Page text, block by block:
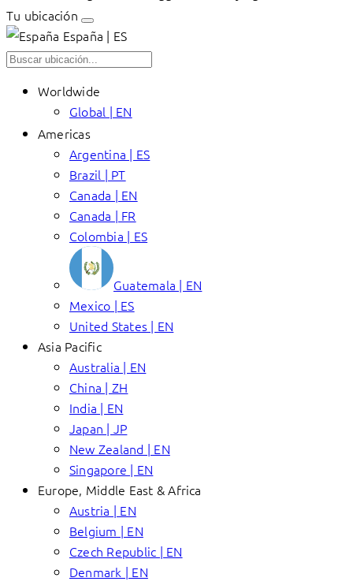
Tu ubicación
España | ES
Worldwide
Global | EN
Americas
Argentina | ES
Brazil | PT
Canada | EN
Canada | FR
Colombia | ES
Guatemala | EN
Mexico | ES
United States | EN
Asia Pacific
Australia | EN
China | ZH
India | EN
Japan | JP
New Zealand | EN
Singapore | EN
Europe, Middle East & Africa
Austria | EN
Belgium | EN
Czech Republic | EN
Denmark | EN